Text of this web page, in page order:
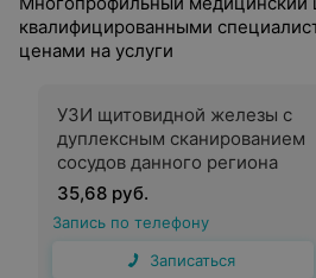
квалифицированными специалистами и
ценами на услуги
УЗИ щитовидной железы с
дуплексным сканированием
сосудов данного региона
35,68 руб.
Запись по телефону
Записаться